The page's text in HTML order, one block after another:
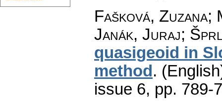
Fašková,
Janák, Juraj;
quasigeoid in
method .
issue 6, pp. 789-